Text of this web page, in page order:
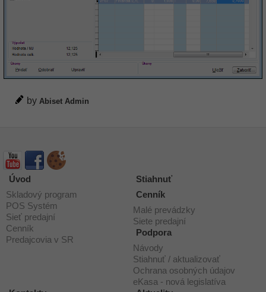
by Abiset Admin
Úvod
Skladový program
POS Systém
Sieť predajní
Cenník
Predajcovia v SR
Stiahnuť
Cenník
Malé prevádzky
Siete predajní
Podpora
Návody
Stiahnuť / aktualizovať
Ochrana osobných údajov
eKasa - nová legislatíva